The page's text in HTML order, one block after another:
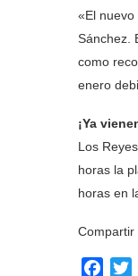
«El
Sánchez.
como
enero
¡Ya
Los
horas la
horas en
Compartir